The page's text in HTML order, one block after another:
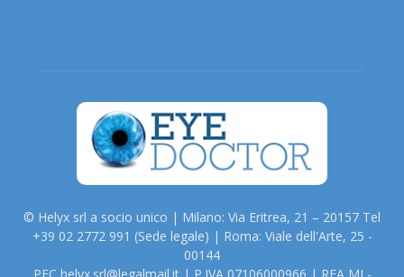
© Helyx srl a socio unico | Milano: Via Eritrea, 21 – 20157 Tel
+39 02 2772 991 (Sede legale) | Roma: Viale dell'Arte, 25 -
00144
PEC helyx.srl@legalmail.it | P.IVA 07106000966 | REA MI -